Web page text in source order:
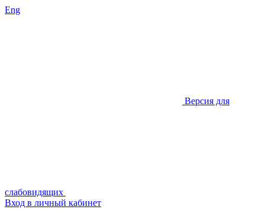
Eng
Версия для
слабовидящих
Вход в личный кабинет